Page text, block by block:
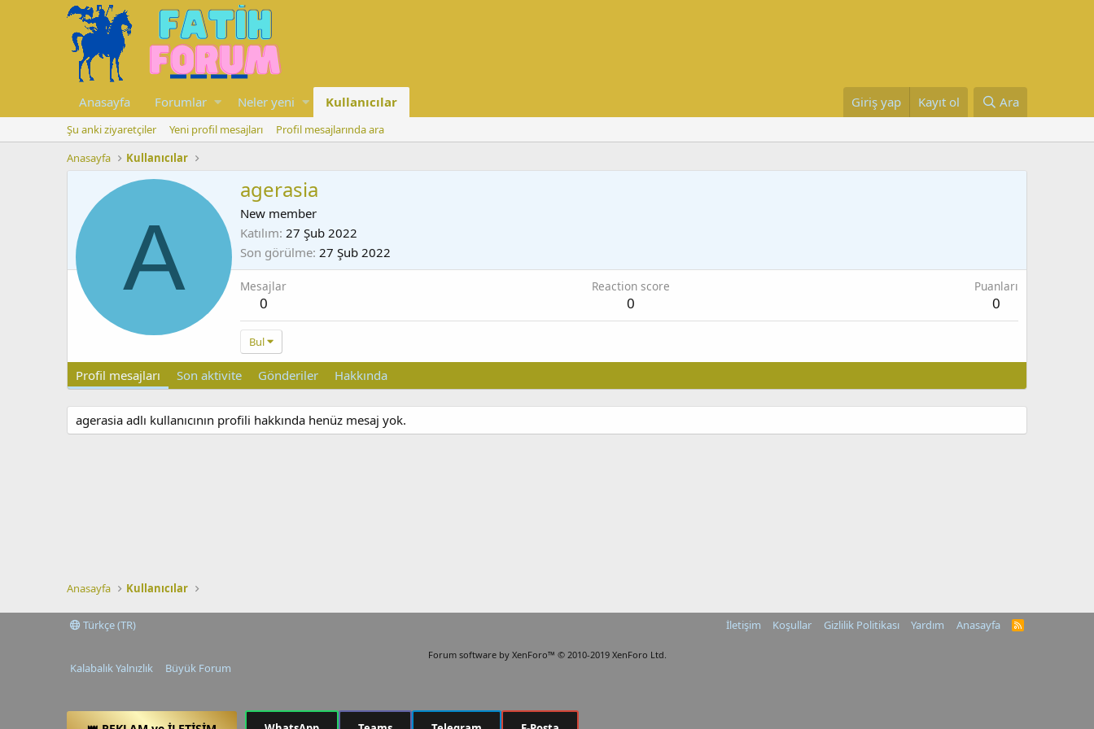
Anasayfa Forumlar Neler yeni Kullanıcılar Giriş yap Kayıt ol Ara
Şu anki ziyaretçiler Yeni profil mesajları
Profil mesajlarında ara
Anasayfa
Kullanıcılar
A
agerasia
New member
Katılım 27 Şub 2022
Son görülme 27 Şub 2022
Mesajlar
0
Reaction score
0
Puanları
0
Bul
Profil mesajları Son aktivite Gönderiler Hakkında
agerasia adlı kullanıcının profili hakkında henüz mesaj yok.
Anasayfa Kullanıcılar
Türkçe (TR) İletişim Koşullar Gizlilik Politikası Yardım Anasayfa
R
Forum software by XenForo™ © 2010-2019 XenForo Ltd.
Kalabalık Yalnızlık Büyük Forum